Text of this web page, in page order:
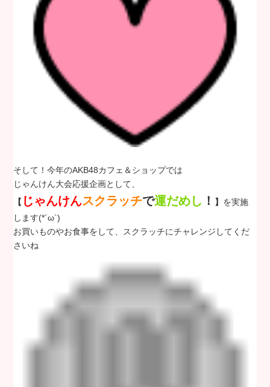
そして！今年のAKB48カフェ＆ショップでは
じゃんけん大会応援企画として、
【 じゃんけんスクラッチで運だめし ！ 】 を実施
します(*´ω`)
お買いものやお食事をして、スクラッチにチャレンジしてくだ
さいね